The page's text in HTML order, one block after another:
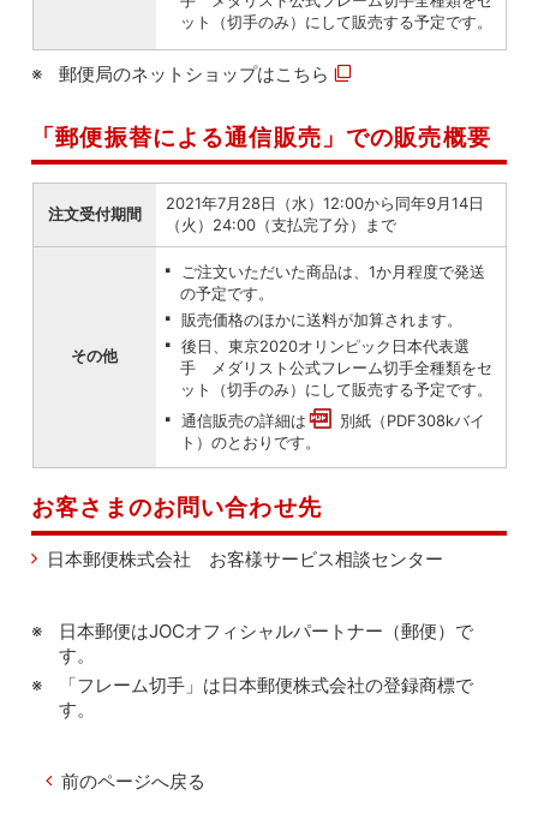
ット（切手のみ）にして販売する予定です。
郵便局のネットショップはこちら
「郵便振替による通信販売」での販売概要
注文受付期間
2021年7月28日（水）12:00から同年9月14日
（火）24:00（支払完了分）まで
その他
ご注文いただいた商品は、1か月程度で発送
の予定です。
販売価格のほかに送料が加算されます。
後日、東京2020オリンピック日本代表選
手 メダリスト公式フレーム切手全種類をセ
ット（切手のみ）にして販売する予定です。
通信販売の詳細は
別紙（PDF308kバイ
ト）のとおりです。
お客さまのお問い合わせ先
日本郵便株式会社 お客様サービス相談センター
日本郵便はJOCオフィシャルパートナー（郵便）で
す。
「フレーム切手」は日本郵便株式会社の登録商標で
す。
前のページへ戻る